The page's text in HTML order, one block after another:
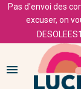
Pas d'envoi des
excuser, on
